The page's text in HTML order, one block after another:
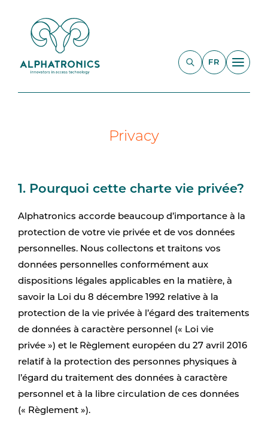
FR
Privacy
1. Pourquoi cette charte vie privée?
Alphatronics accorde beaucoup d’importance à la
protection de votre vie privée et de vos données
personnelles. Nous collectons et traitons vos
données personnelles conformément aux
dispositions légales applicables en la matière, à
savoir la Loi du 8 décembre 1992 relative à la
protection de la vie privée à l’égard des traitements
de données à caractère personnel (« Loi vie
privée ») et le Règlement européen du 27 avril 2016
relatif à la protection des personnes physiques à
l’égard du traitement des données à caractère
personnel et à la libre circulation de ces données
(« Règlement »).